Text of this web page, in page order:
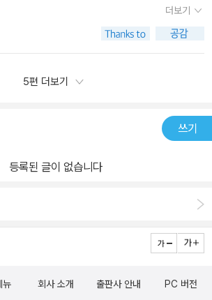
리기도 하고, 햇볕에 보송보송 말리기도 하는
아 보였다. 해가 지기 시작하자 서둘렀건만
려워도 달님이 둘과 함께 있음을 느끼고,마침
을 통해따로 또 같이 자기의 길을 씩씩하게
게 되었다.모험과 우정을 감각적으로 그려낸
림을 보고곳곳에 숨어 있는 다른 생물들의 이
겨줄지 기대감을 가지고 책을 펼쳐봤지요. ​친
아지가 등장해요. 이름은 각각 벨, 본이에요.
로 가는 여정을 그리고 있어요. 제목만 보고
각자 다른 모험을 하는 것인가 싶었고 페이
있었어요. 결론적으로 예상을 빗나갔지만요.
로 가는 길에 두꺼비를 발견하고, 샛길을 걷
발견하고요. 아차, 잠자는 곰을 깨우고 마네요.
으로 향하지요. 이후의 그림체가 독특하게 다
해넘이 장면인데 강아지의 배경과 고양이의
현했어요. 밤의 풍경을 꽤 여러 페이지로 그려
보다 여러 번 반복해서 읽으니까 더 많은 게
더보기
5편 더보기
쓰기
등록된 글이 없습니다
뉴 회사 소개 출판사 안내 PC 버전